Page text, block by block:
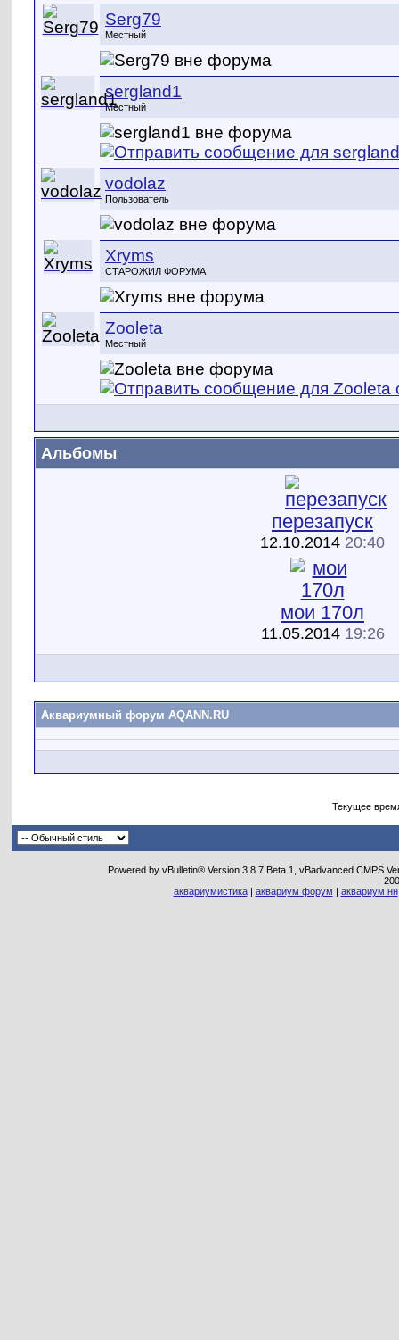
Serg79
Местный
sergland1
Местный
vodolaz
Пользователь
Xryms
СТАРОЖИЛ ФОРУМА
Zooleta
Местный
Альбомы
перезапуск
12.10.2014 20:40
мои 170л
11.05.2014 19:26
Аквариумный форум AQANN.RU
Текущее
Powered by vBulletin® Version 3.8.7 Beta 1, vBadvanced CMPS
аквариумистика| аквариум форум | аквариум нн